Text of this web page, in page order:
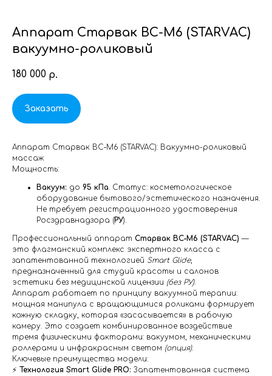
Аппарат Старвак BC-M6 (STARVAC)
вакуумно-роликовый
180 000 р.
Заказать
Аппарат Старвак BC‑M6 (STARVAC): Вакуумно-роликовый
массаж
Мощность:
Вакуум: до 95 кПа. Статус: косметологическое
оборудование бытового/эстетического назначения.
Не требует регистрационного удостоверения
Росздравнадзора (РУ).
Профессиональный аппарат Старвак BC‑M6 (STARVAC) —
это флагманский комплекс экспертного класса с
запатентованной технологией Smart Glide,
предназначенный для студий красоты и салонов
эстетики без медицинской лицензии (без РУ).
Аппарат работает по принципу вакуумной терапии:
мощная манипула с вращающимися роликами формирует
кожную складку, которая «засасывается» в рабочую
камеру. Это создает комбинированное воздействие
тремя физическими факторами: вакуумом, механическими
роллерами и инфракрасным светом (опция).
Ключевые преимущества модели:
⚡️ Технология Smart Glide PRO: Запатентованная система